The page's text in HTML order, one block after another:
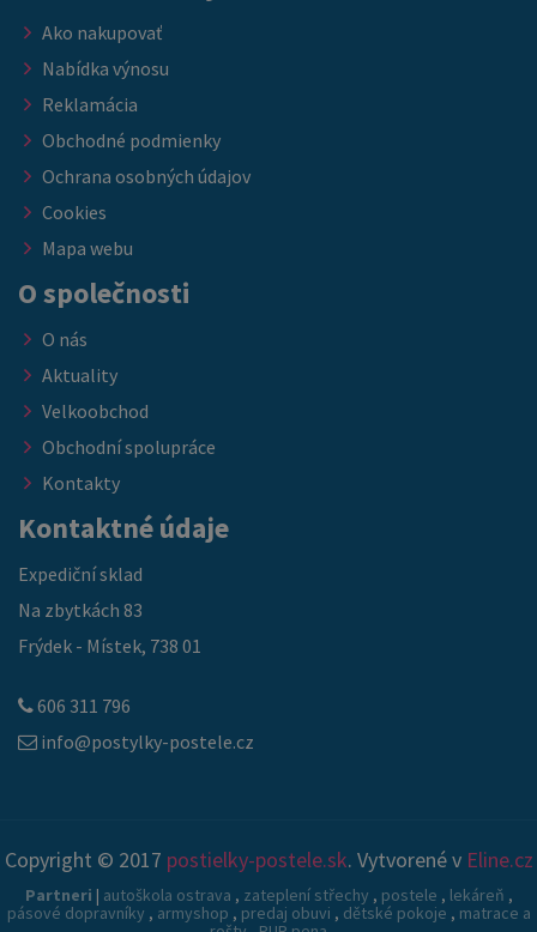
Ako nakupovať
Nabídka výnosu
Reklamácia
Obchodné podmienky
Ochrana osobných údajov
Cookies
Mapa webu
O společnosti
O nás
Aktuality
Velkoobchod
Obchodní spolupráce
Kontakty
Kontaktné údaje
Expediční sklad
Na zbytkách 83
Frýdek - Místek, 738 01
606 311 796
info@postylky-postele.cz
Copyright © 2017 postielky-postele.sk. Vytvorené v Eline.cz
Partneri | autoškola ostrava , zateplení střechy , postele , lekáreň ,
pásové dopravníky , armyshop , predaj obuvi , dětské pokoje , matrace a